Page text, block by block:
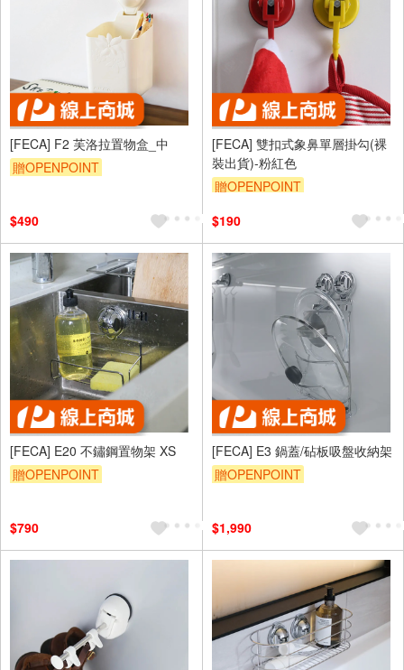
[FECA] F2 芙洛拉置物盒_中
贈OPENPOINT
$490
[FECA] 雙扣式象鼻單層掛勾(裸
裝出貨)-粉紅色
贈OPENPOINT
$190
[FECA] E20 不鏽鋼置物架 XS
贈OPENPOINT
$790
[FECA] E3 鍋蓋/砧板吸盤收納架
贈OPENPOINT
$1,990